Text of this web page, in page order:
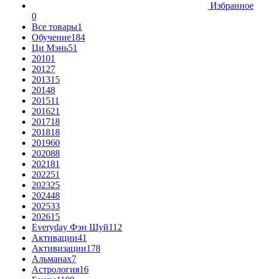
Избранное
0
Все товары1
Обучение184
Ци Мэнь51
20101
20127
201315
20148
201511
201621
201718
201818
201960
202088
202181
202251
202325
202448
202533
202615
Everyday Фэн Шуй112
Активации41
Активизации178
Альманах7
Астрология16